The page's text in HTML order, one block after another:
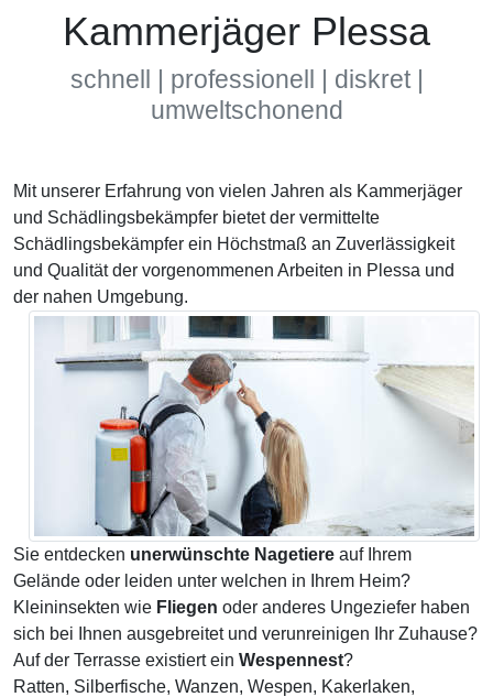
Kammerjäger Plessa
schnell | professionell | diskret |
umweltschonend
Mit unserer Erfahrung von vielen Jahren als Kammerjäger
und Schädlingsbekämpfer bietet der vermittelte
Schädlingsbekämpfer ein Höchstmaß an Zuverlässigkeit
und Qualität der vorgenommenen Arbeiten in Plessa und
der nahen Umgebung.
Sie entdecken unerwünschte Nagetiere auf Ihrem
Gelände oder leiden unter welchen in Ihrem Heim?
Kleininsekten wie Fliegen oder anderes Ungeziefer haben
sich bei Ihnen ausgebreitet und verunreinigen Ihr Zuhause?
Auf der Terrasse existiert ein Wespennest?
Ratten, Silberfische, Wanzen, Wespen, Kakerlaken,